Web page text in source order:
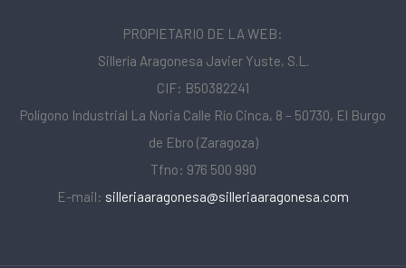
PROPIETARIO DE LA WEB:
Sillería Aragonesa Javier Yuste, S.L.
CIF: B50382241
Polígono Industrial La Noria Calle Río Cinca, 8 – 50730, El Burgo
de Ebro (Zaragoza)
Tfno: 976 500 990
E-mail: silleriaaragonesa@silleriaaragonesa.com